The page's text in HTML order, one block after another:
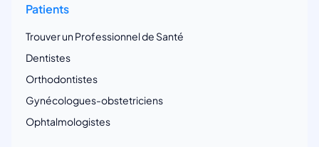
Patients
Trouver un Professionnel de Santé
Dentistes
Orthodontistes
Gynécologues-obstetriciens
Ophtalmologistes